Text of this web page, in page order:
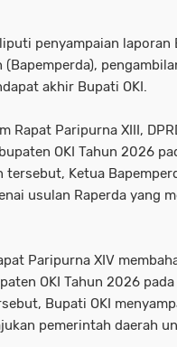
penyampaian laporan
(Bapemperda),
akhir Bupati OKI.
Rapat Paripurna XIII,
OKI Tahun 2026
tersebut, Ketua
usulan Raperda yang
Paripurna XIV
OKI Tahun 2026
Bupati OKI
pemerintah daerah